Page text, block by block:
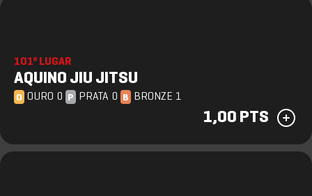
101º LUGAR
AQUINO JIU JITSU
O OURO 0 P PRATA 0 B BRONZE 1
1,00 PTS